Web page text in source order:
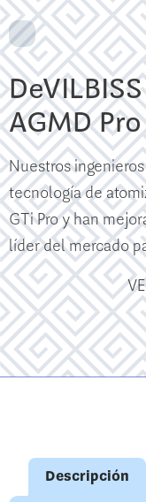
AGMD
Nuestros
tecnología de
GTi Pro y han
líder del mercado
Descripción